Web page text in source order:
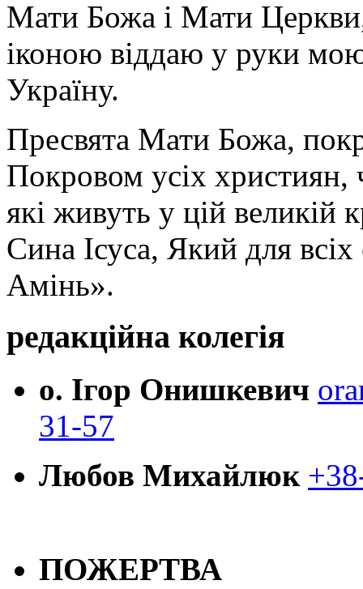
Мати Божа і Мати
іконою віддаю у руки
Україну.
Пресвята Мати Божа,
Покровом усіх християн,
які живуть у цій великій
Сина Ісуса, Який для
Амінь».
редакційна колегія
о. Ігор Онишкевич
31-57
Любов Михайлюк
ПОЖЕРТВА